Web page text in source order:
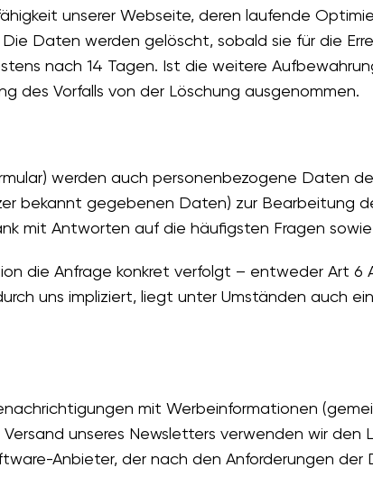
unserer Webseite, deren laufende
Daten werden gelöscht, sobald sie für die
nach 14 Tagen. Ist die weitere
des Vorfalls von der Löschung ausgenommen.
werden auch personenbezogene Daten
bekannt gegebenen Daten) zur Bearbeitung
mit Antworten auf die häufigsten Fragen
die Anfrage konkret verfolgt – entweder Art 6
uns impliziert, liegt unter Umständen auch
mit Werbeinformationen
unseres Newsletters verwenden wir den
Anbieter, der nach den Anforderungen der